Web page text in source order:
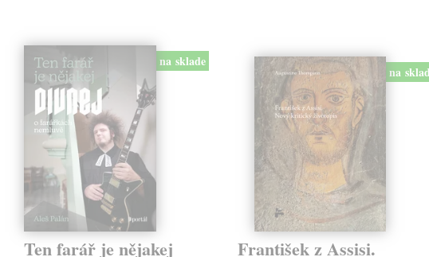
na sklade
Ten farář je nějakej
na
František z Assisi.